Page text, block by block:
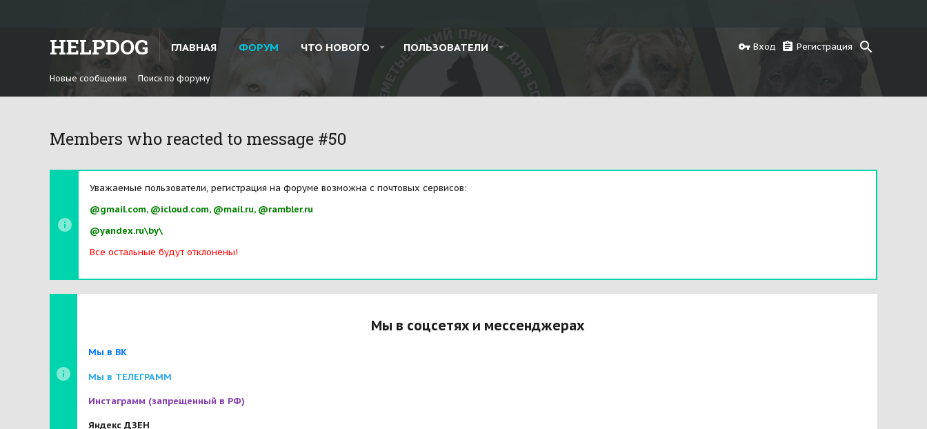
HELPDOG ГЛАВНАЯ ФОРУМ ЧТО НОВОГО ПОЛЬЗОВАТЕЛИ Вход Регистрация
Новые сообщения Поиск по форуму
Members who reacted to message #50
Уважаемые пользователи, регистрация на форуме возможна с почтовых сервисов:
@gmail.com, @icloud.com, @mail.ru, @rambler.ru
@yandex.ru\by\
Все остальные будут отклонены!
Мы в соцсетях и мессенджерах
Мы в ВК
Мы в ТЕЛЕГРАММ
Инстаграмм (запрещенный в РФ)
Яндекс ДЗЕН